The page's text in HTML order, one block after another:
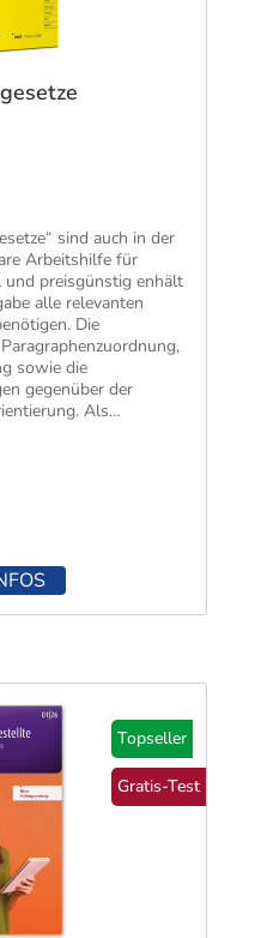
sind auch in der
Arbeitshilfe für
preisgünstig​ enhält
alle relevanten
Die
sowie die
gegenüber der
Als
eignet sich ideal zur
Topseller
Gratis-Test